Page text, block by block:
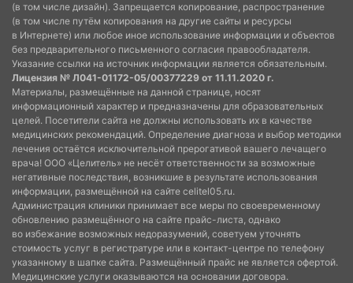
(в том числе дизайн). Запрещается копирование, распространение
(в том числе путём копирования на другие сайты и ресурсы
в Интернете) или любое иное использование информации и объектов
без предварительного письменного согласия правообладателя.
Указание ссылки на источник информации является обязательным.
Лицензия № Л041-01172-05/00377229 от 11.11.2020 г.
Материалы, размещённые на данной странице, носят
информационный характер и предназначены для образовательных
целей. Посетители сайта не должны использовать их в качестве
медицинских рекомендаций. Определение диагноза и выбор методики
лечения остаётся исключительной прерогативой вашего лечащего
врача! ООО «Целитель» не несёт ответственности за возможные
негативные последствия, возникшие в результате использования
информации, размещённой на сайте celitel05.ru.
Администрация клиники принимает все меры по своевременному
обновлению размещённого на сайте прайс-листа, однако
во избежание возможных недоразумений, советуем уточнять
стоимость услуг в регистратуре или в контакт-центре по телефону
указанному в шапке сайта. Размещённый прайс не является офертой.
Медицинские услуги оказываются на основании договора.